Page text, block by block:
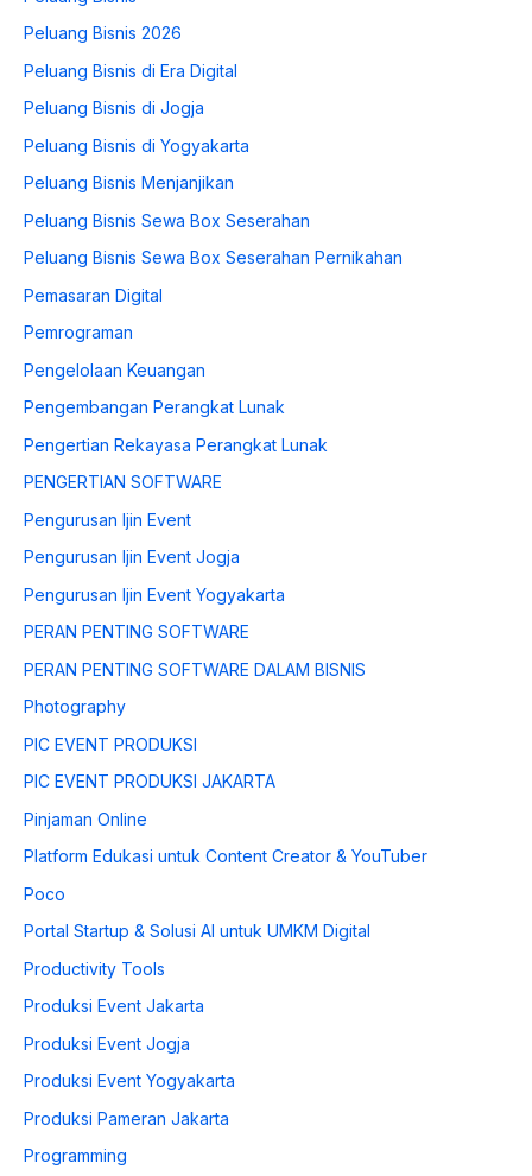
Peluang Bisnis 2026
Peluang Bisnis di Era Digital
Peluang Bisnis di Jogja
Peluang Bisnis di Yogyakarta
Peluang Bisnis Menjanjikan
Peluang Bisnis Sewa Box Seserahan
Peluang Bisnis Sewa Box Seserahan Pernikahan
Pemasaran Digital
Pemrograman
Pengelolaan Keuangan
Pengembangan Perangkat Lunak
Pengertian Rekayasa Perangkat Lunak
PENGERTIAN SOFTWARE
Pengurusan Ijin Event
Pengurusan Ijin Event Jogja
Pengurusan Ijin Event Yogyakarta
PERAN PENTING SOFTWARE
PERAN PENTING SOFTWARE DALAM BISNIS
Photography
PIC EVENT PRODUKSI
PIC EVENT PRODUKSI JAKARTA
Pinjaman Online
Platform Edukasi untuk Content Creator & YouTuber
Poco
Portal Startup & Solusi AI untuk UMKM Digital
Productivity Tools
Produksi Event Jakarta
Produksi Event Jogja
Produksi Event Yogyakarta
Produksi Pameran Jakarta
Programming